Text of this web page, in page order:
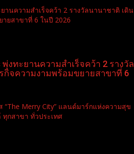
านความสำเร็จคว้า 2 รางวัลนานาชาติ เดิน
ายสาขาที่ 6 ในปี 2026
งทะยานความสำเร็จคว้า 2 รางวัล
กิจความงามพร้อมขยายสาขาที่ 6
Merry City” แลนด์มาร์กแห่งความสุข
กสาขา ทั่วประเทศ